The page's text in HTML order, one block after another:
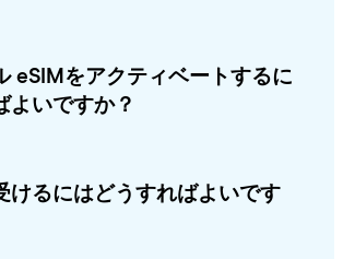
eSIMをアクティベートするに
よいですか？
けるにはどうすればよいです